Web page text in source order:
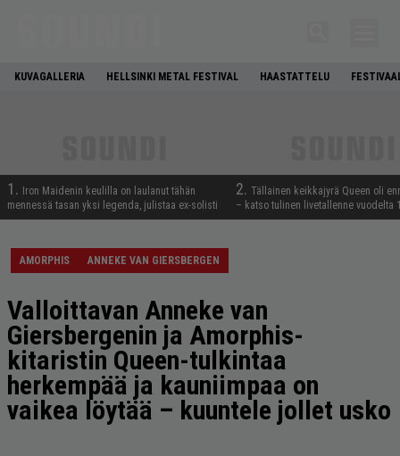
KUVAGALLERIA HELLSINKI METAL FESTIVAL HAASTATTELU
1.
Iron Maidenin keulilla on laulanut tähän
mennessä tasan yksi legenda, julistaa ex-solisti
2. Tällainen keikkajyrä Queen oli
– katso tulinen livetallenne vuodelta
AMORPHIS ANNEKE VAN GIERSBERGEN
Valloittavan Anneke van
Giersbergenin ja Amorphis-
kitaristin Queen-tulkintaa
herkempää ja kauniimpaa on
vaikea löytää – kuuntele jollet usko